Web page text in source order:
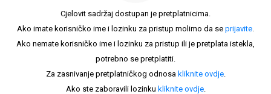
Cjelovit sadržaj dostupan je pretplatnicima.
Ako imate korisničko ime i lozinku za pristup molimo da se prijavite.
Ako nemate korisničko ime i lozinku za pristup ili je pretplata istekla,
potrebno se pretplatiti.
Za zasnivanje pretplatničkog odnosa kliknite ovdje.
Ako ste zaboravili lozinku kliknite ovdje.